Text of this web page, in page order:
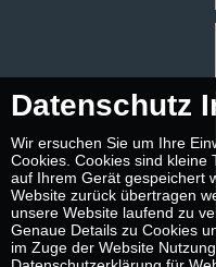
Datenschutz
Wir ersuchen Sie um Ihre
Cookies. Cookies sind kleine
auf Ihrem Gerät gespeichert
Website zurück übertragen
unsere Website laufend zu
Genaue Details zu Cookies
im Zuge der Website